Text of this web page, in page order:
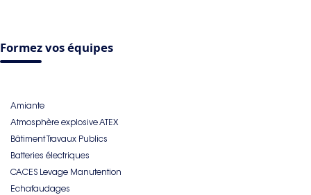
Formez vos équipes
Amiante
Atmosphère explosive ATEX
Bâtiment Travaux Publics
Batteries électriques
CACES Levage Manutention
Echafaudages